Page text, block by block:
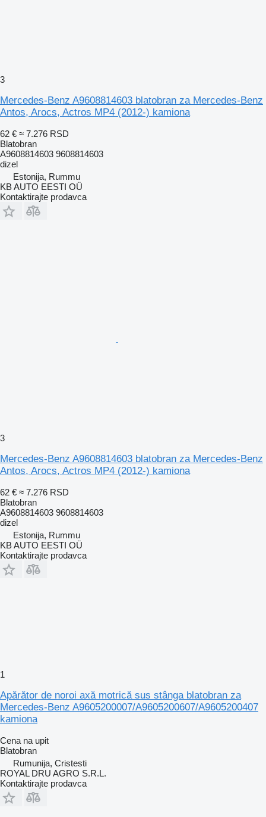
3
Mercedes-Benz A9608814603 blatobran za Mercedes-Benz
Antos, Arocs, Actros MP4 (2012-) kamiona
62 € ≈ 7.276 RSD
Blatobran
A9608814603 9608814603
dizel
Estonija, Rummu
KB AUTO EESTI OÜ
Kontaktirajte prodavca
3
Mercedes-Benz A9608814603 blatobran za Mercedes-Benz
Antos, Arocs, Actros MP4 (2012-) kamiona
62 € ≈ 7.276 RSD
Blatobran
A9608814603 9608814603
dizel
Estonija, Rummu
KB AUTO EESTI OÜ
Kontaktirajte prodavca
1
Apărător de noroi axă motrică sus stânga blatobran za
Mercedes-Benz A9605200007/A9605200607/A9605200407
kamiona
Cena na upit
Blatobran
Rumunija, Cristesti
ROYAL DRU AGRO S.R.L.
Kontaktirajte prodavca